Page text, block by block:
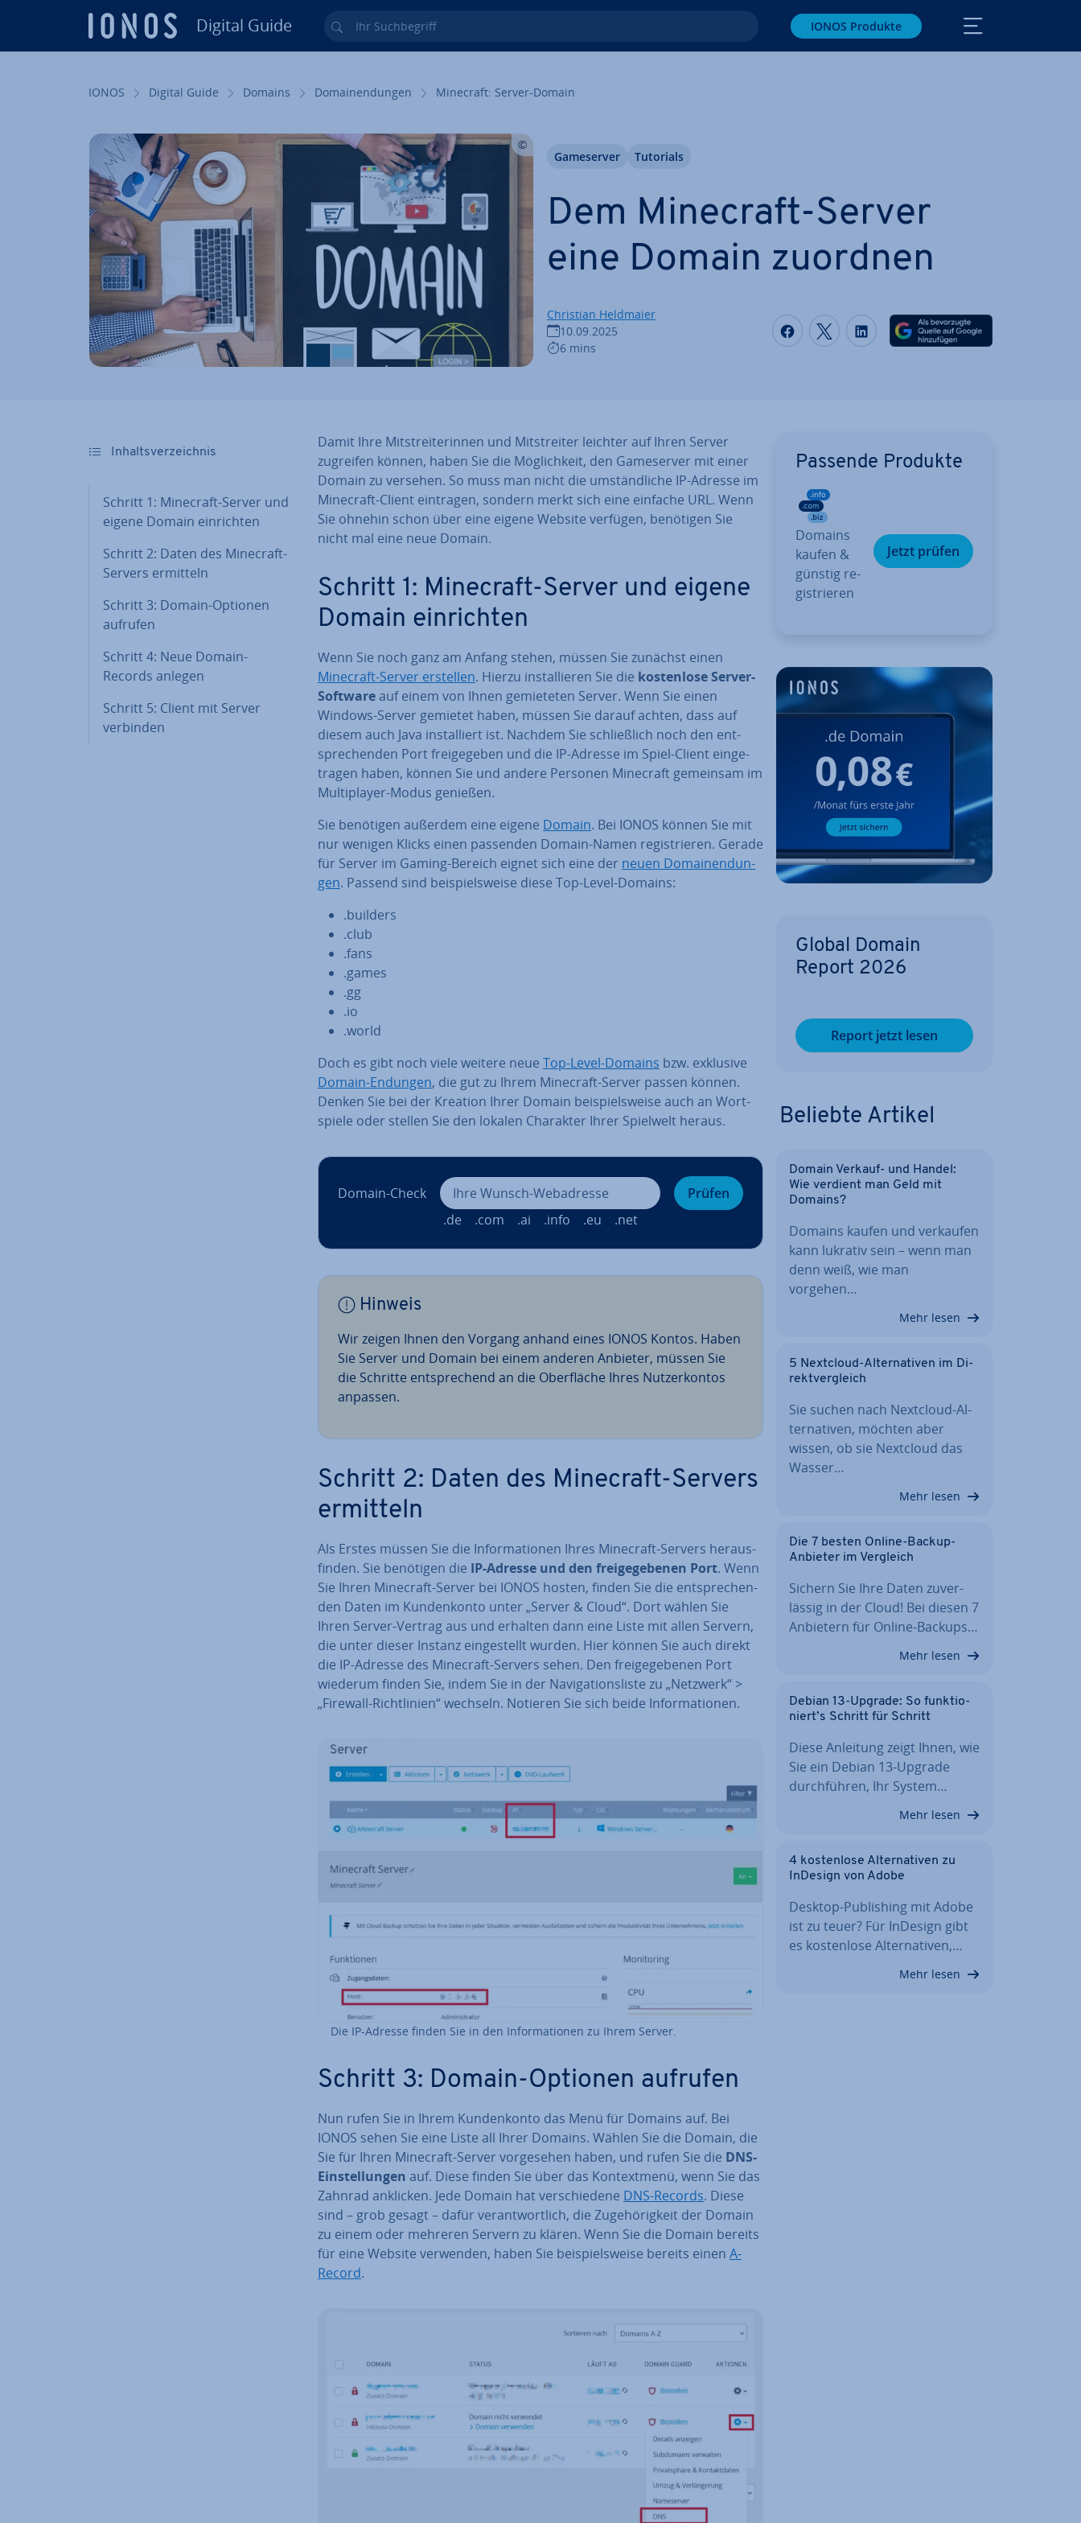
Digital Guide Ihr Such­be­griff IONOS Produkte
IONOS Digital Guide Domains Do­main­endun­gen Minecraft: Server-Domain
Dem Minecraft-Server
eine Domain zuordnen
Christian Heldmaier
10.09.2025
6 mins
Auf Facebook teilen
Auf Twitter teilen
Auf LinkedIn teilen
Game­ser­ver Tutorials
In­halts­ver­zeich­nis
Schritt 1: Minecraft-Server und
eigene Domain ein­rich­ten
Schritt 2: Daten des Minecraft-
Servers ermitteln
Schritt 3: Domain-Optionen
aufrufen
Schritt 4: Neue Domain-
Records anlegen
Schritt 5: Client mit Server
verbinden
Damit Ihre Mit­strei­te­rin­nen und Mit­strei­ter leichter auf Ihren Server
zugreifen können, haben Sie die Mög­lich­keit, den Game­ser­ver mit einer
Domain zu versehen. So muss man nicht die um­ständ­li­che IP-Adresse im
Minecraft-Client eintragen, sondern merkt sich eine einfache URL. Wenn
Sie ohnehin schon über eine eigene Website verfügen, benötigen Sie
nicht mal eine neue Domain.
Schritt 1: Minecraft-Server und eigene
Domain ein­rich­ten
Wenn Sie noch ganz am Anfang stehen, müssen Sie zunächst einen
Minecraft-Server erstellen. Hierzu in­stal­lie­ren Sie die kos­ten­lo­se Server-
Softwareauf einem von Ihnen ge­mie­te­ten Server. Wenn Sie einen
Windows-Server gemietet haben, müssen Sie darauf achten, dass auf
diesem auch Java in­stal­liert ist. Nachdem Sie schließ­lich noch den ent­
spre­chen­den Port frei­ge­ge­ben und die IP-Adresse im Spiel-Client ein­ge­
tra­gen haben, können Sie und andere Personen Minecraft gemeinsam im
Mul­ti­play­er-Modus genießen.
Sie benötigen außerdem eine eigene Domain. Bei IONOS können Sie mit
nur wenigen Klicks einen passenden Domain-Namen re­gis­trie­ren. Gerade
für Server im Gaming-Bereich eignet sich eine der neuen Do­main­endun­
gen. Passend sind bei­spiels­wei­se diese Top-Level-Domains:
.builders
.club
.fans
.games
.gg
.io
.world
Doch es gibt noch viele weitere neue Top-Level-Domains bzw. exklusive
Domain-Endungen, die gut zu Ihrem Minecraft-Server passen können.
Denken Sie bei der Kreation Ihrer Domain bei­spiels­wei­se auch an Wort­
spie­le oder stellen Sie den lokalen Charakter Ihrer Spielwelt heraus.
Domain-Check
Prüfen
.de
.com .ai .info .eu .net
Hinweis
Wir zeigen Ihnen den Vorgang anhand eines IONOS Kontos. Haben
Sie Server und Domain bei einem anderen Anbieter, müssen Sie
die Schritte ent­spre­chend an die Ober­flä­che Ihres Nut­zer­kon­tos
anpassen.
Schritt 2: Daten des Minecraft-Servers
ermitteln
Als Erstes müssen Sie die In­for­ma­tio­nen Ihres Minecraft-Servers her­aus­
fin­den. Sie benötigen die IP-Adresse und den frei­ge­ge­be­nen Port. Wenn
Sie Ihren Minecraft-Server bei IONOS hosten, finden Sie die ent­spre­chen­
den Daten im Kun­den­kon­to unter „Server & Cloud“. Dort wählen Sie
Ihren Server-Vertrag aus und erhalten dann eine Liste mit allen Servern,
die unter dieser Instanz ein­ge­stellt wurden. Hier können Sie auch direkt
die IP-Adresse des Minecraft-Servers sehen. Den frei­ge­ge­be­nen Port
wiederum finden Sie, indem Sie in der Na­vi­ga­ti­ons­lis­te zu „Netzwerk“ >
„Firewall-Richt­li­ni­en“ wechseln. Notieren Sie sich beide In­for­ma­tio­nen.
Die IP-Adresse finden Sie in den In­for­ma­tio­nen zu Ihrem Server.
Schritt 3: Domain-Optionen aufrufen
Nun rufen Sie in Ihrem Kun­den­kon­to das Menü für Domains auf. Bei
IONOS sehen Sie eine Liste all Ihrer Domains. Wählen Sie die Domain, die
Sie für Ihren Minecraft-Server vor­ge­se­hen haben, und rufen Sie die DNS-
Ein­stel­lun­gen auf. Diese finden Sie über das Kon­text­me­nü, wenn Sie das
Zahnrad anklicken. Jede Domain hat ver­schie­de­ne DNS-Records. Diese
sind – grob gesagt – dafür ver­ant­wort­lich, die Zu­ge­hö­rig­keit der Domain
zu einem oder mehreren Servern zu klären. Wenn Sie die Domain bereits
für eine Website verwenden, haben Sie bei­spiels­wei­se bereits einen A-
Record.
Passende Produkte
Domains
kaufen &
günstig re­
gis­trie­ren
Jetzt prüfen
Global Domain
Report 2026
Report jetzt lesen
Beliebte Artikel
Domain Verkauf- und Handel:
Wie verdient man Geld mit
Domains?
Domains kaufen und verkaufen
kann lukrativ sein – wenn man
denn weiß, wie man
vorgehen…
Mehr lesen
5 Nextcloud-Al­ter­na­ti­ven im Di­
rekt­ver­gleich
Sie suchen nach Nextcloud-Al­
ter­na­ti­ven, möchten aber
wissen, ob sie Nextcloud das
Wasser…
Mehr lesen
Die 7 besten Online-Backup-
Anbieter im Vergleich
Sichern Sie Ihre Daten zu­ver­
läs­sig in der Cloud! Bei diesen 7
Anbietern für Online-Backups…
Mehr lesen
Debian 13-Upgrade: So funk­tio­
niert’s Schritt für Schritt
Diese Anleitung zeigt Ihnen, wie
Sie ein Debian 13-Upgrade
durch­füh­ren, Ihr System…
Mehr lesen
4 kos­ten­lo­se Al­ter­na­ti­ven zu
InDesign von Adobe
Desktop-Pu­bli­shing mit Adobe
ist zu teuer? Für InDesign gibt
es kos­ten­lo­se Al­ter­na­ti­ven,…
Mehr lesen